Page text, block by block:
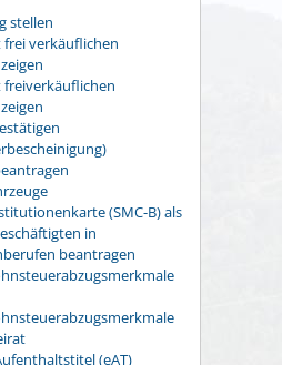
stellen
frei verkäuflichen
freiverkäuflichen
(SMC-B) als
in
beantragen
(eAT)